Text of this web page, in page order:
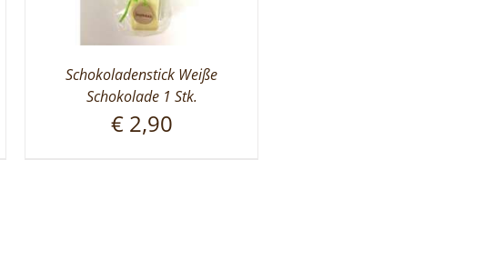
Schokoladenstick Weiße
Schokolade 1 Stk.
€2,90